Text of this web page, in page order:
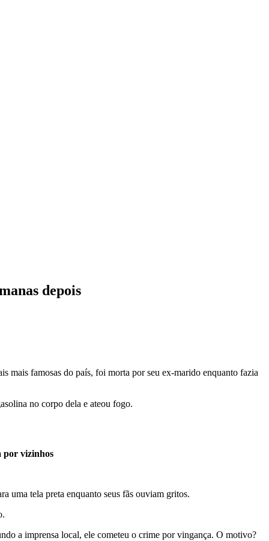
depois
mais famosas do país, foi morta por seu ex-marido enquanto fazia
no corpo dela e ateou fogo.
por vizinhos
uma tela preta enquanto seus fãs ouviam gritos.
a imprensa local, ele cometeu o crime por vingança. O motivo?